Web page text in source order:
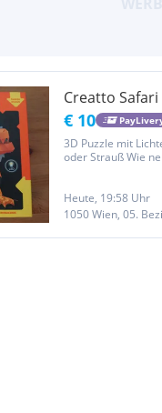
Creatto Safari
€ 10
3D Puzzle mit
oder Strauß Wie
Heute, 19:58 Uhr
1050 Wien, 05.